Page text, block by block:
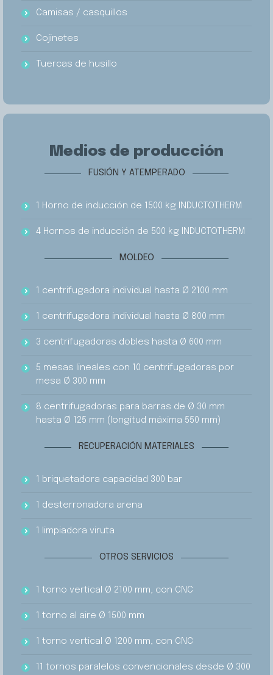
Camisas / casquillos
Cojinetes
Tuercas de husillo
Medios de producción
FUSIÓN Y ATEMPERADO
1 Horno de inducción de 1500 kg INDUCTOTHERM
4 Hornos de inducción de 500 kg INDUCTOTHERM
MOLDEO
1 centrifugadora individual hasta Ø 2100 mm
1 centrifugadora individual hasta Ø 800 mm
3 centrifugadoras dobles hasta Ø 600 mm
5 mesas lineales con 10 centrifugadoras por
mesa Ø 300 mm
8 centrifugadoras para barras de Ø 30 mm
hasta Ø 125 mm (longitud máxima 550 mm)
RECUPERACIÓN MATERIALES
1 briquetadora capacidad 300 bar
1 desterronadora arena
1 limpiadora viruta
OTROS SERVICIOS
1 torno vertical Ø 2100 mm, con CNC
1 torno al aire Ø 1500 mm
1 torno vertical Ø 1200 mm, con CNC
11 tornos paralelos convencionales desde Ø 300